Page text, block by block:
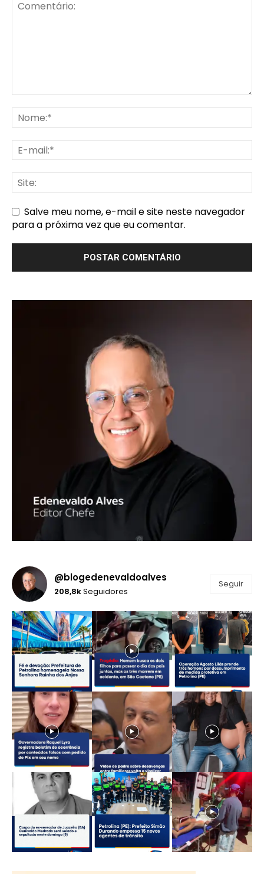
Salve meu nome, e-mail e site neste navegador
para a próxima vez que eu comentar.
@blogedenevaldoalves
208,8kSeguidores
Seguir